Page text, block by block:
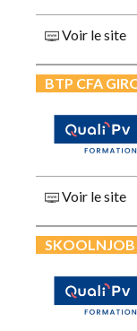
Voir le site
BTP CFA
Voir le site
SKOOLNJOB